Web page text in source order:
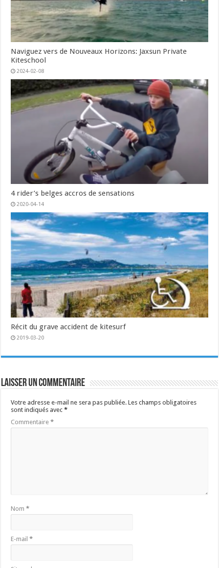
Naviguez vers de Nouveaux Horizons: Jaxsun Private
Kiteschool
2024-02-08
4 rider’s belges accros de sensations
2020-04-14
Récit du grave accident de kitesurf
2019-03-20
Laisser un commentaire
Votre adresse e-mail ne sera pas publiée. Les champs obligatoires
sont indiqués avec*
Commentaire*
Nom*
E-mail*